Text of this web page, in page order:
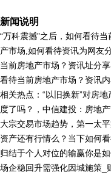
新闻说明
“万科震撼”之后，如何看待
产市场,如何看待资讯为网友
当前房地产市场？资讯址分
看待当前房地产市场？资讯
相关热点：“以旧换新”对房
度了吗？，中信建投：房地
大宗交易市场趋势，第一太
资产还有行情么？当下如何
归结于个人对位的输赢你是
场企稳回升需强化因城施策_